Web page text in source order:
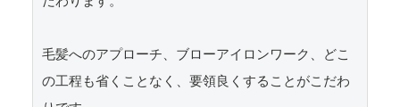
毛髪へのアプローチ、ブローアイロンワーク、どこ
の工程も省くことなく、要領良くすることがこだわ